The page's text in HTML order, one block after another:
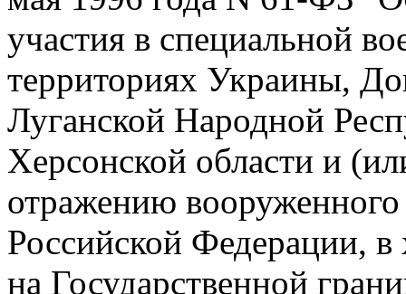
участия в специальной
территориях Украины,
Луганской Народной
Херсонской области и
отражению
Российской Федерации,
на Государственной